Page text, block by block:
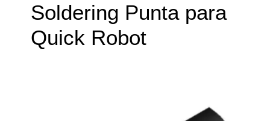
Soldering Punta para
Quick Robot